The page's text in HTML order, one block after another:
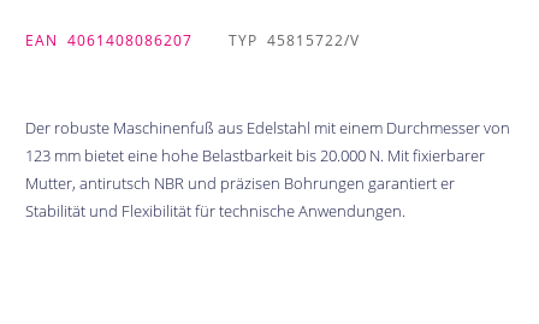
EAN 4061408086207 TYP 45815722/V
Der robuste Maschinenfuß aus Edelstahl mit einem Durchmesser von
123 mm bietet eine hohe Belastbarkeit bis 20.000 N. Mit fixierbarer
Mutter, antirutsch NBR und präzisen Bohrungen garantiert er
Stabilität und Flexibilität für technische Anwendungen.